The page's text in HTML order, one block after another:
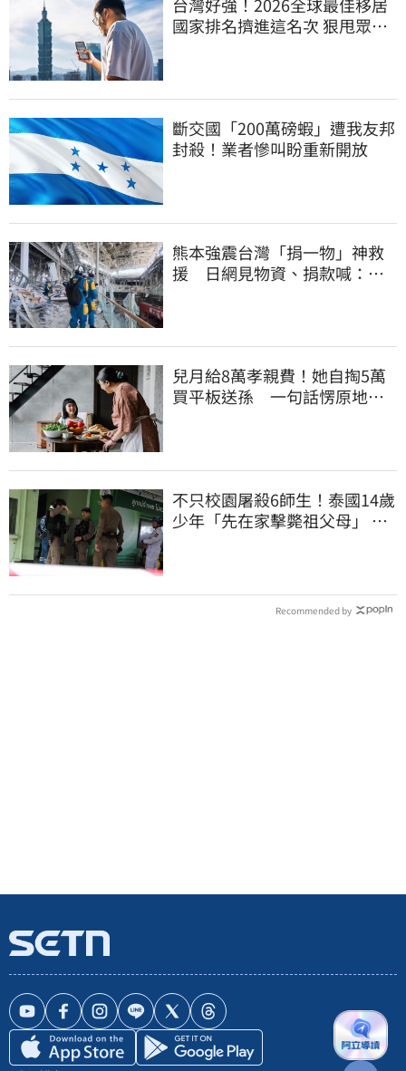
國家排名擠進這名次 狠甩眾多
斷交國「200萬磅蝦」遭我友邦
封殺！業者慘叫盼重新開放
熊本強震台灣「捐一物」神救
援 日網見物資、捐款喊：比
兒月給8萬孝親費！她自掏5萬
買平板送孫 一句話愣原地
不只校園屠殺6師生！泰國14歲
少年「先在家擊斃祖父母」 可
Recommended by